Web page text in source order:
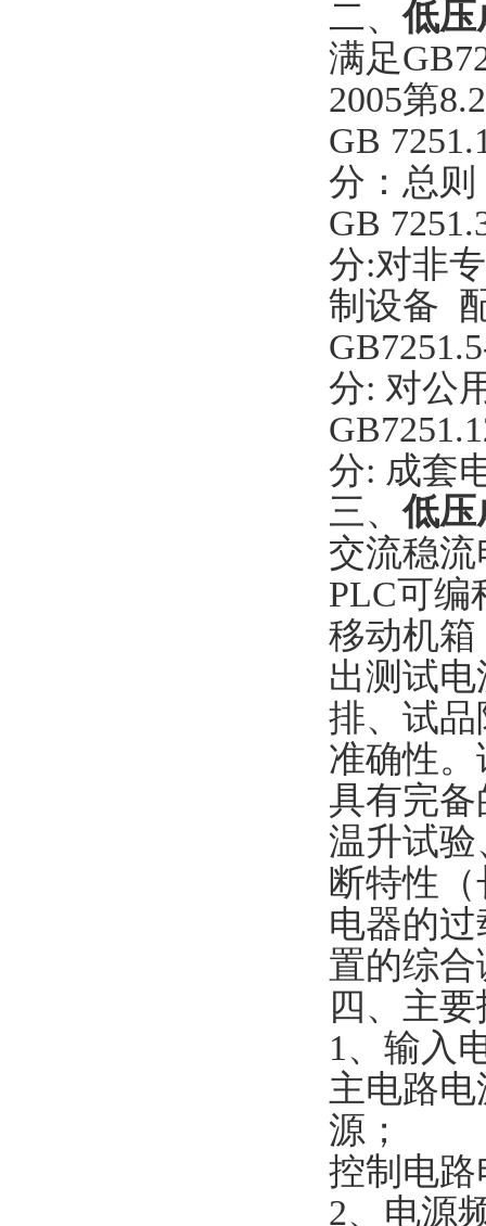
二、低压
满足
2005第
GB
分：总则
GB
分:对非
制设备
分: 对公
分: 成套
三、低压
交流稳
PLC可编
移动机
出测试
排、试
准确性
具有完
温升试
断特性
电器的
置的综
四、主
1、输入
主电路
源；
控制电路
2、电源